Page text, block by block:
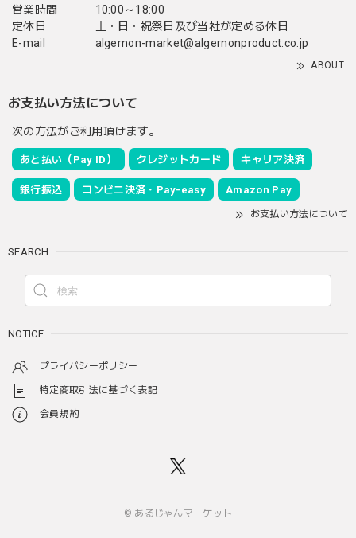
営業時間
10:00～18:00
定休日
土・日・祝祭日及び当社が定める休日
E-mail
algernon-market@algernonproduct.co.jp
ABOUT
お支払い方法について
次の方法がご利用頂けます。
あと払い（Pay ID） クレジットカード キャリア決済
銀行振込 コンビニ決済・Pay-easy Amazon Pay
お支払い方法について
SEARCH
NOTICE
プライバシーポリシー
特定商取引法に基づく表記
会員規約
© あるじゃんマーケット